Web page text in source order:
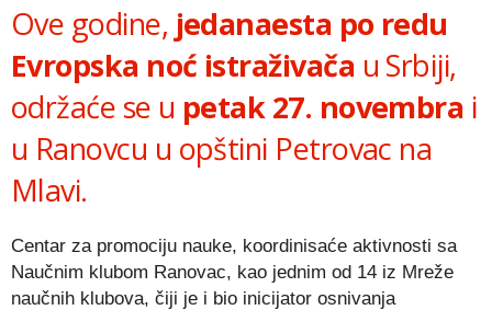
Ove godine, jedanaesta po redu
Evropska noć istraživača u Srbiji,
održaće se u petak 27. novembra i
u Ranovcu u opštini Petrovac na
Mlavi.
Centar za promociju nauke, koordinisaće aktivnosti sa
Naučnim klubom Ranovac, kao jednim od 14 iz Mreže
naučnih klubova, čiji je i bio inicijator osnivanja